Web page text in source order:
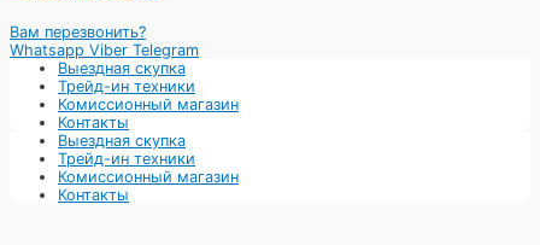
Вам перезвонить?
Whatsapp Viber Telegram
Выездная скупка
Трейд-ин техники
Комиссионный магазин
Контакты
Выездная скупка
Трейд-ин техники
Комиссионный магазин
Контакты